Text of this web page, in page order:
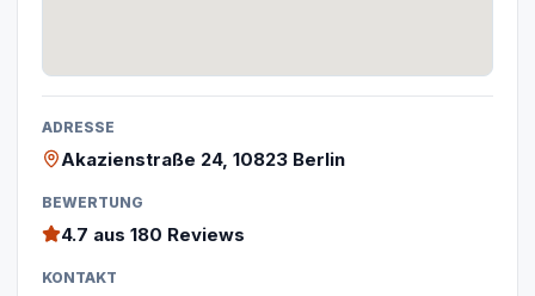
ADRESSE
Akazienstraße 24, 10823 Berlin
BEWERTUNG
4.7 aus 180 Reviews
KONTAKT